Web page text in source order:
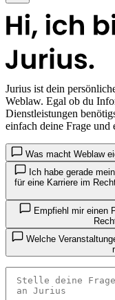
Jurius ist dein
Weblaw. Egal ob du
Dienstleistungen
einfach deine Frage
Was macht Weblaw
Ich habe gerade meinen Abschluss gemacht und interessiere mich
für eine Karriere im
Empfiehl mir einen Podcast, der aktuelle Entwicklungen in KI im